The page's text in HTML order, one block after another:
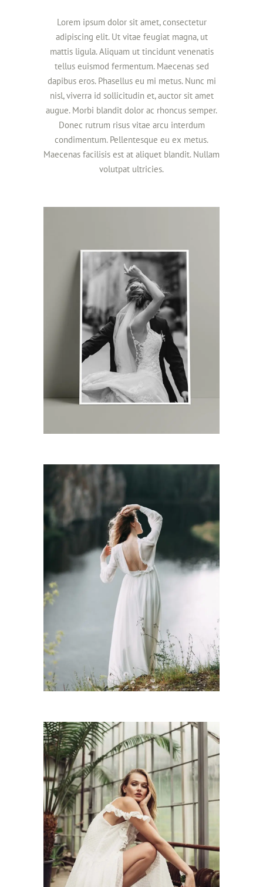
Lorem ipsum dolor sit amet, consectetur
adipiscing elit. Ut vitae feugiat magna, ut
mattis ligula. Aliquam ut tincidunt venenatis
tellus euismod fermentum. Maecenas sed
dapibus eros. Phasellus eu mi metus. Nunc mi
nisl, viverra id sollicitudin et, auctor sit amet
augue. Morbi blandit dolor ac rhoncus semper.
Donec rutrum risus vitae arcu interdum
condimentum. Pellentesque eu ex metus.
Maecenas facilisis est at aliquet blandit. Nullam
volutpat ultricies.